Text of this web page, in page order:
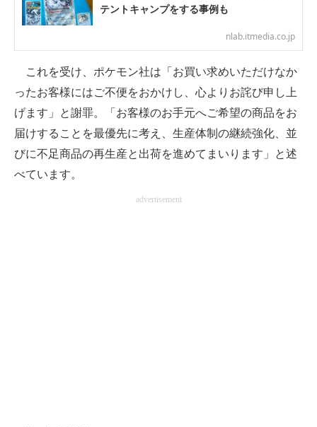
テントキャンプをする事例も
nlab.itmedia.co.jp
これを受け、ポケモン社は「お買い求めいただけなか
ったお客様にはご不便をおかけし、心よりお詫び申し上
げます」と謝罪。「お客様のお手元へご希望の商品をお
届けすることを最優先に考え、生産体制の継続強化、並
びに不足商品の再生産と出荷を進めてまいります」と述
べています。
advertisement